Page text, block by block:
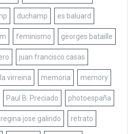
duchamp es baluard
feminismo georges bataille
juan francisco casas
la virreina memoria memory
Paul B. Preciado photoespaña
regina jose galindo retrato